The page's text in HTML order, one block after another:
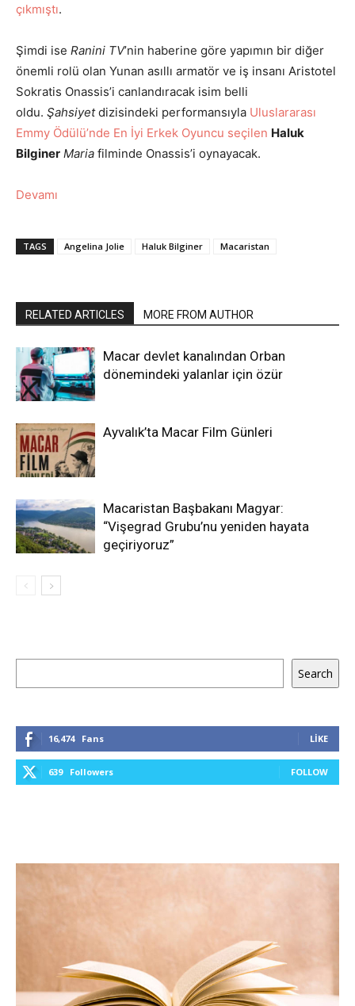
çıkmıştı.
Şimdi ise Ranini TV’nin haberine göre yapımın bir diğer
önemli rolü olan Yunan asıllı armatör ve iş insanı Aristotel
Sokratis Onassis’i canlandıracak isim belli
oldu. Şahsiyetdizisindeki performansıyla Uluslararası
Emmy Ödülü’nde En İyi Erkek Oyuncu seçilen Haluk
Bilginer Maria filminde Onassis’i oynayacak.
Devamı
TAGS Angelina Jolie Haluk Bilginer Macaristan
RELATED ARTICLES MORE FROM AUTHOR
Macar devlet kanalından Orban
dönemindeki yalanlar için özür
Ayvalık’ta Macar Film Günleri
Macaristan Başbakanı Magyar:
“Vişegrad Grubu’nu yeniden hayata
geçiriyoruz”
Search
16,474 Fans LIKE
639 Followers FOLLOW